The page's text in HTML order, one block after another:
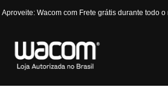
Aproveite: Wacom com Frete grátis durante todo